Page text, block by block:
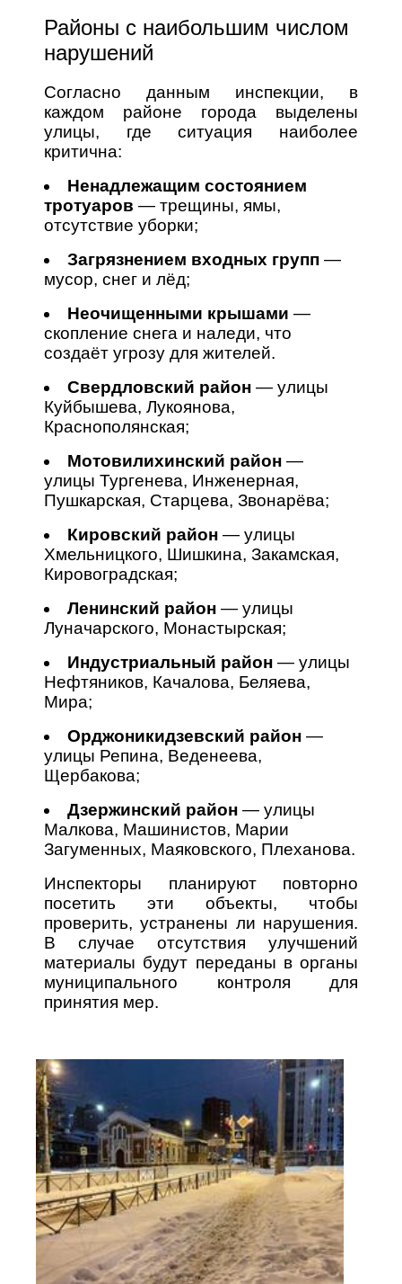
Районы с наибольшим числом
нарушений
Согласно данным инспекции, в
каждом районе города выделены
улицы, где ситуация наиболее
критична:
Ненадлежащим состоянием
тротуаров — трещины, ямы,
отсутствие уборки;
Загрязнением входных групп —
мусор, снег и лёд;
Неочищенными крышами —
скопление снега и наледи, что
создаёт угрозу для жителей.
Свердловский район — улицы
Куйбышева, Лукоянова,
Краснополянская;
Мотовилихинский район —
улицы Тургенева, Инженерная,
Пушкарская, Старцева, Звонарёва;
Кировский район — улицы
Хмельницкого, Шишкина, Закамская,
Кировоградская;
Ленинский район — улицы
Луначарского, Монастырская;
Индустриальный район — улицы
Нефтяников, Качалова, Беляева,
Мира;
Орджоникидзевский район —
улицы Репина, Веденеева,
Щербакова;
Дзержинский район — улицы
Малкова, Машинистов, Марии
Загуменных, Маяковского, Плеханова.
Инспекторы планируют повторно
посетить эти объекты, чтобы
проверить, устранены ли нарушения.
В случае отсутствия улучшений
материалы будут переданы в органы
муниципального контроля для
принятия мер.